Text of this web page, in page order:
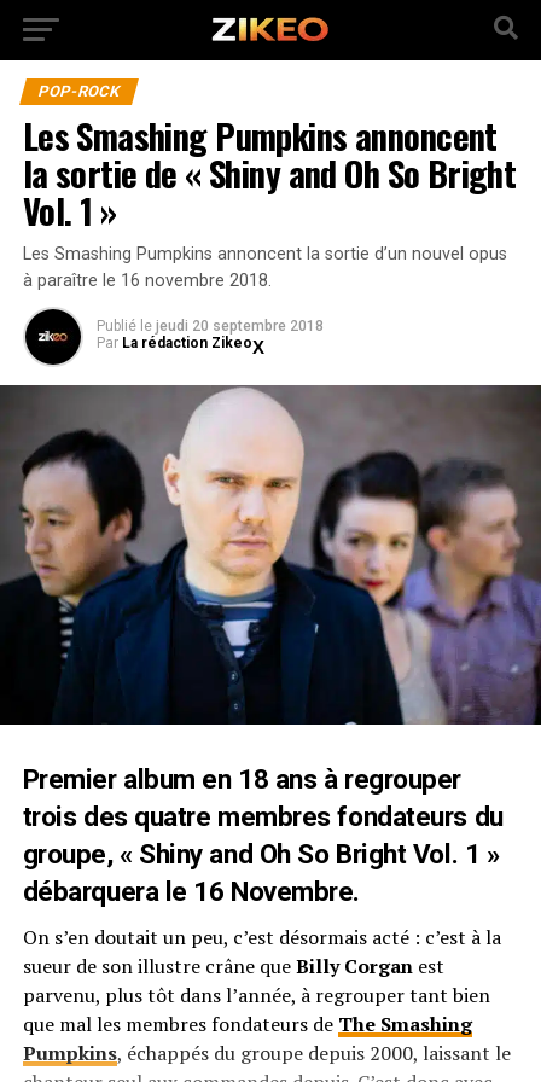
POP-ROCK
Les Smashing Pumpkins annoncent
la sortie de « Shiny and Oh So Bright
Vol. 1 »
Les Smashing Pumpkins annoncent la sortie d’un nouvel opus
à paraître le 16 novembre 2018.
Publié le jeudi 20 septembre 2018
Par La rédaction Zikeo
Premier album en 18 ans à regrouper
trois des quatre membres fondateurs du
groupe, « Shiny and Oh So Bright Vol. 1 »
débarquera le 16 Novembre.
On s’en doutait un peu, c’est désormais acté : c’est à la
sueur de son illustre crâne queBilly Corganest
parvenu, plus tôt dans l’année, à regrouper tant bien
que mal les membres fondateurs de The Smashing
Pumpkins, échappés du groupe depuis 2000, laissant le